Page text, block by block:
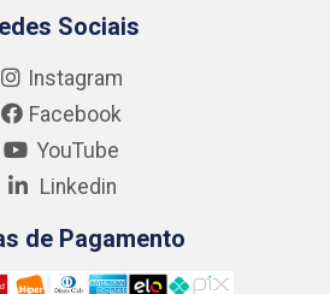
Sociais
Instagram
Facebook
YouTube
Linkedin
de Pagamento